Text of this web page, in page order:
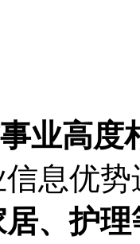
业高度
息优
、护